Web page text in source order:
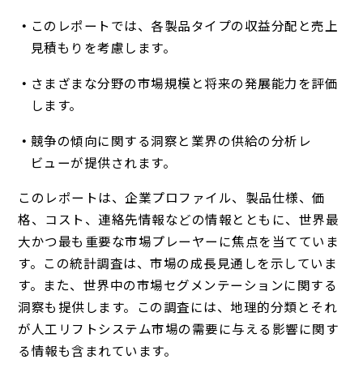
このレポートでは、各製品タイプの収益分配と売上
見積もりを考慮します。
さまざまな分野の市場規模と将来の発展能力を評価
します。
競争の傾向に関する洞察と業界の供給の分析レ
ビューが提供されます。
このレポートは、企業プロファイル、製品仕様、価
格、コスト、連絡先情報などの情報とともに、世界最
大かつ最も重要な市場プレーヤーに焦点を当てていま
す。この統計調査は、市場の成長見通しを示していま
す。また、世界中の市場セグメンテーションに関する
洞察も提供します。この調査には、地理的分類とそれ
が人工リフトシステム市場の需要に与える影響に関す
る情報も含まれています。